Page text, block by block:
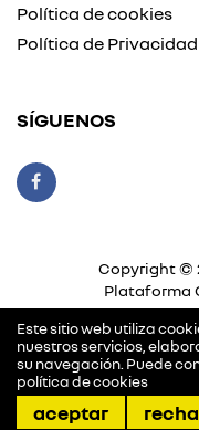
Este sitio web utiliza
nuestros servicios,
su navegación. Puede
política de cookies
aceptar
Gestión de cookies
llamar pedir cita
Política de cookies
Política de Privacidad
SÍGUENOS
Copyright ©
Plataforma